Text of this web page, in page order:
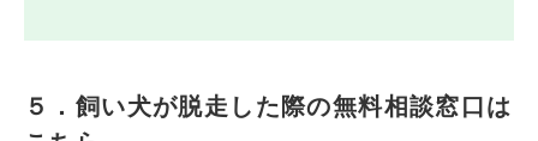
５．飼い犬が脱走した際の無料相談窓口は